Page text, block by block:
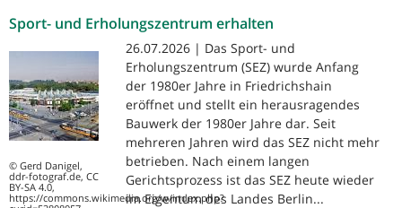
Sport- und Erholungszentrum erhalten
© Gerd Danigel,
ddr-fotograf.de, CC
BY-SA 4.0,
https://commons.wikimedia.org/w/index.php?
26.07.2026 | Das Sport- und
Erholungszentrum (SEZ) wurde Anfang
der 1980er Jahre in Friedrichshain
eröffnet und stellt ein herausragendes
Bauwerk der 1980er Jahre dar. Seit
mehreren Jahren wird das SEZ nicht mehr
betrieben. Nach einem langen
Gerichtsprozess ist das SEZ heute wieder
im Eigentum des Landes Berlin...